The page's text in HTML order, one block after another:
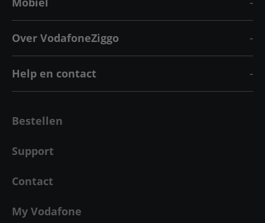
Over VodafoneZiggo
Help en contact
Bestellen
Support
Contact
My Vodafone